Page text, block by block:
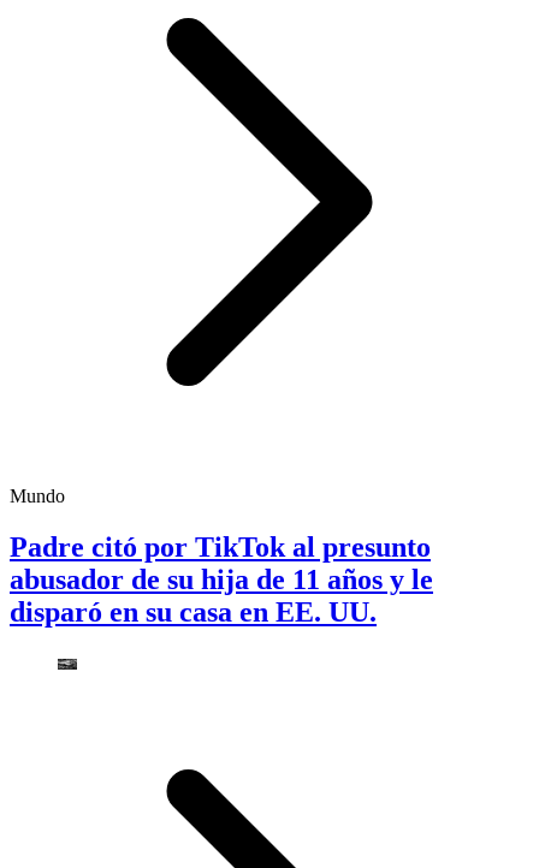
Mundo
Padre citó por TikTok al presunto
abusador de su hija de 11 años y le
disparó en su casa en EE. UU.